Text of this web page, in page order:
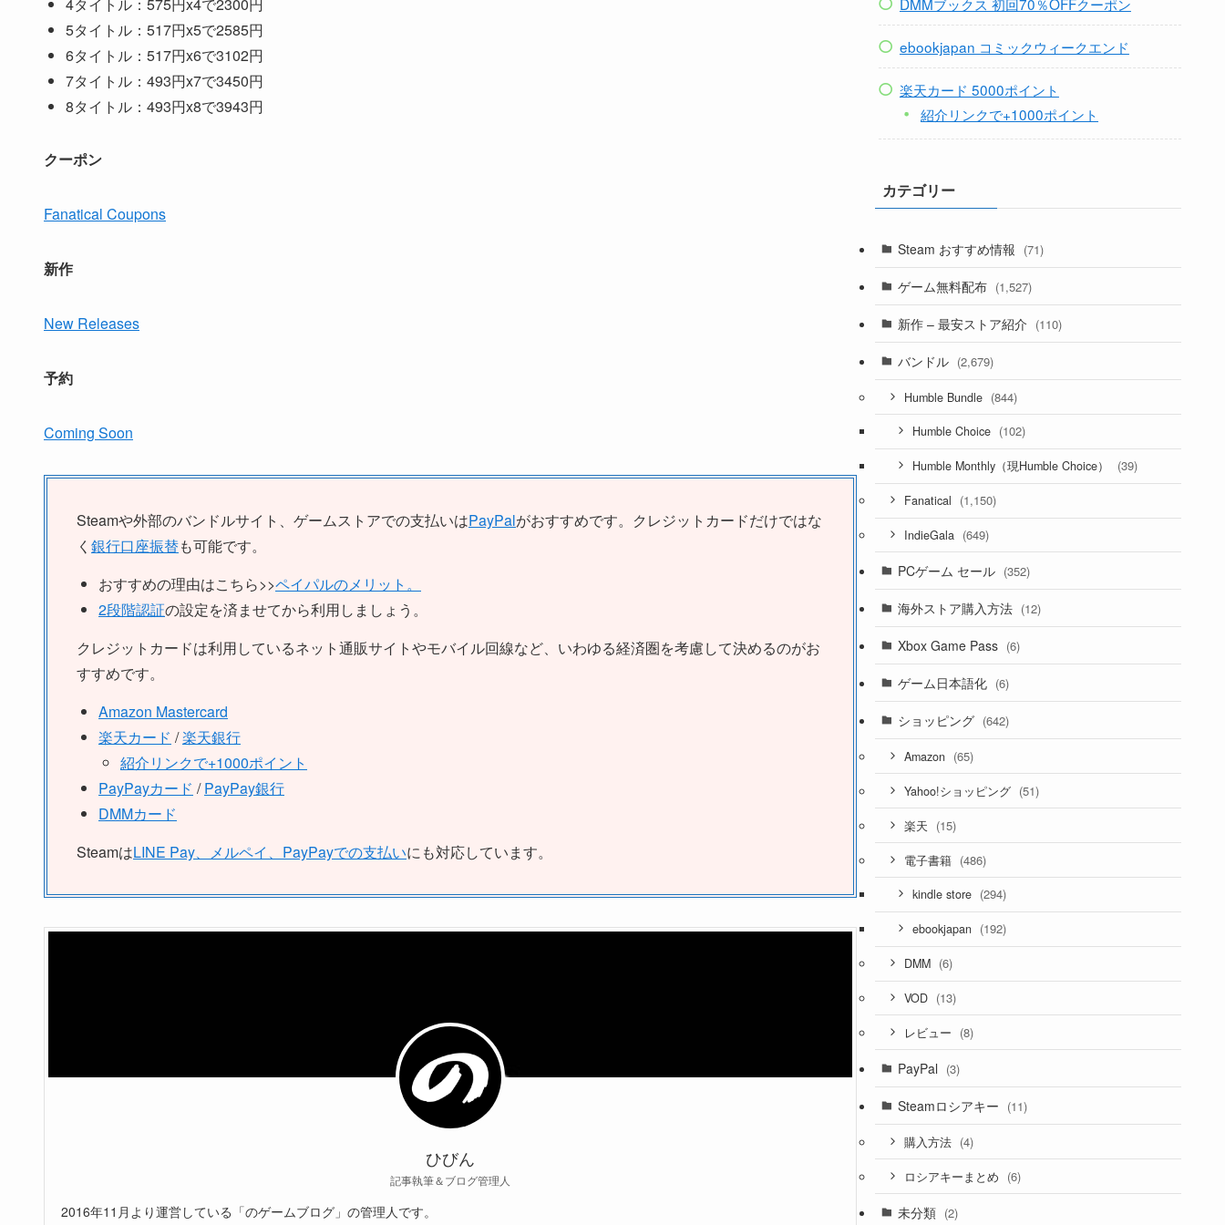
5タイトル：517円x5で2585円
6タイトル：517円x6で3102円
7タイトル：493円x7で3450円
8タイトル：493円x8で3943円
クーポン
Fanatical Coupons
新作
New Releases
予約
Coming Soon
Steamや外部のバンドルサイト、ゲームストアでの支払いはPayPalがおすすめです。クレジットカードだけではな
く 銀行口座振替も可能です。
おすすめの理由はこちら>>ペイパルのメリット。
2段階認証の設定を済ませてから利用しましょう。
クレジットカードは利用しているネット通販サイトやモバイル回線など、いわゆる経済圏を考慮して決めるのがお
すすめです。
Amazon Mastercard
楽天カード /楽天銀行
紹介リンクで+1000ポイント
PayPayカード /PayPay銀行
DMMカード
SteamはLINE Pay、メルペイ、PayPayでの支払いにも対応しています。
ひびん
記事執筆＆ブログ管理人
2016年11月より運営している「のゲームブログ」の管理人です。
ebookjapan コミックウィークエンド
楽天カード 5000ポイント
紹介リンクで+1000ポイント
カテゴリー
Steam おすすめ情報 (71)
ゲーム無料配布 (1,527)
新作 – 最安ストア紹介 (110)
バンドル (2,679)
Humble Bundle (844)
Humble Choice (102)
Humble Monthly（現Humble Choice） (39)
Fanatical (1,150)
IndieGala (649)
PCゲーム セール (352)
海外ストア購入方法 (12)
Xbox Game Pass (6)
ゲーム日本語化 (6)
ショッピング (642)
Amazon (65)
Yahoo!ショッピング (51)
楽天 (15)
電子書籍 (486)
kindle store (294)
ebookjapan (192)
DMM (6)
VOD (13)
レビュー (8)
PayPal (3)
Steamロシアキー (11)
購入方法 (4)
ロシアキーまとめ (6)
未分類 (2)